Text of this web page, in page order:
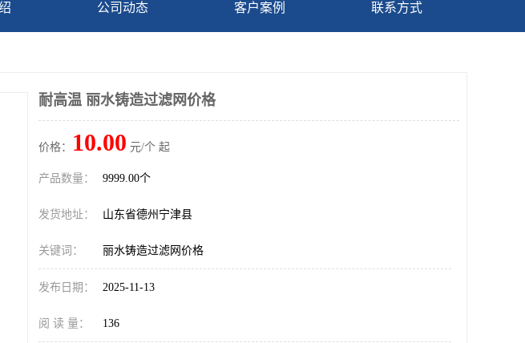
公司动态 客户案例 联系方式
耐高温 丽水铸造过滤网价格
价格： 10.00 元/个 起
产品数量： 9999.00个
发货地址： 山东省德州宁津县
关键词： 丽水铸造过滤网价格
发布日期： 2025-11-13
阅 读 量： 136